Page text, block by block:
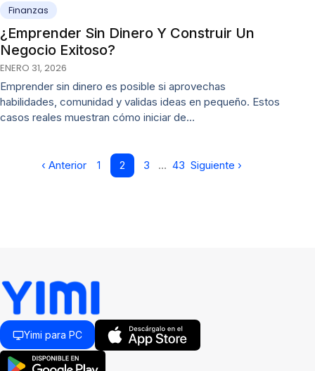
Finanzas
¿Emprender Sin Dinero Y Construir Un
Negocio Exitoso?
ENERO 31, 2026
Emprender sin dinero es posible si aprovechas
habilidades, comunidad y validas ideas en pequeño. Estos
casos reales muestran cómo iniciar de…
‹ Anterior 1 2 3 … 43 Siguiente ›
Yimi para PC